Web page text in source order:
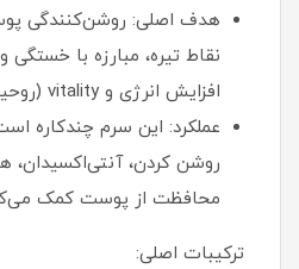
هدف اصلی: روشن‌کنندگی
نقاط تیره، مبارزه با
افزایش انرژی و vitality (روحیه) پوست.
عملکرد: این سرم چندکاره
روشن کردن، آنتی‌اکسیدان،
محافظت از پوست کمک
ترکیبات اصلی: